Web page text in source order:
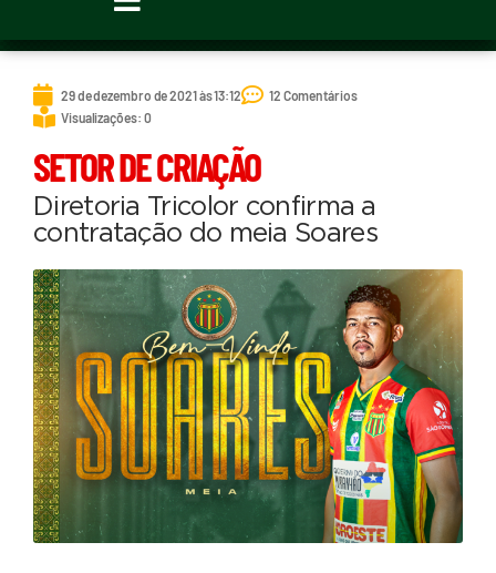
29 de dezembro de 2021 às 13:12
12 Comentários
Visualizações: 0
SETOR DE CRIAÇÃO
Diretoria Tricolor confirma a
contratação do meia Soares